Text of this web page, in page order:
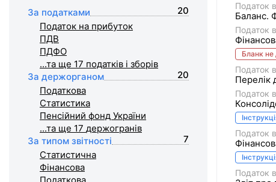
Податок
Баланс.
Податок
Бланк не
Податок
Перелік
Податок
Податок
Податок
За податками
20
Податок на прибуток
ПДВ
ПДФО
...та ще 17 податків і зборів
За держорганом
20
Податкова
Статистика
Пенсійний фонд України
...та ще 17 держогранів
За типом звітності
7
Статистична
Фiнансова